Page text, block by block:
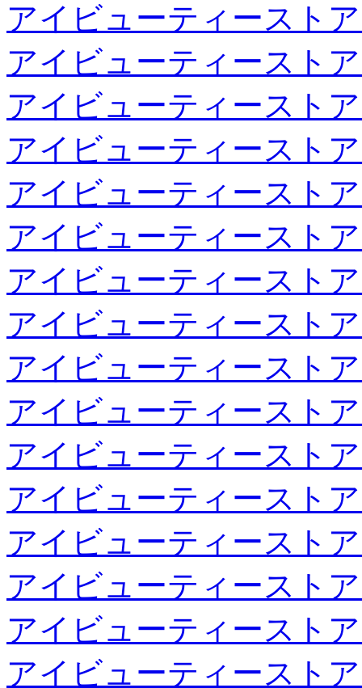
アイビューティースト
アイビューティースト
アイビューティースト
アイビューティースト
アイビューティースト
アイビューティースト
アイビューティースト
アイビューティースト
アイビューティースト
アイビューティースト
アイビューティースト
アイビューティースト
アイビューティースト
アイビューティースト
アイビューティースト
アイビューティースト